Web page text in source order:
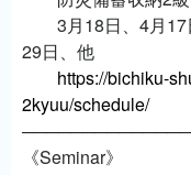
3月18日、4月17
29日、他
https://bichiku-
2kyuu/schedule/
《Seminar》